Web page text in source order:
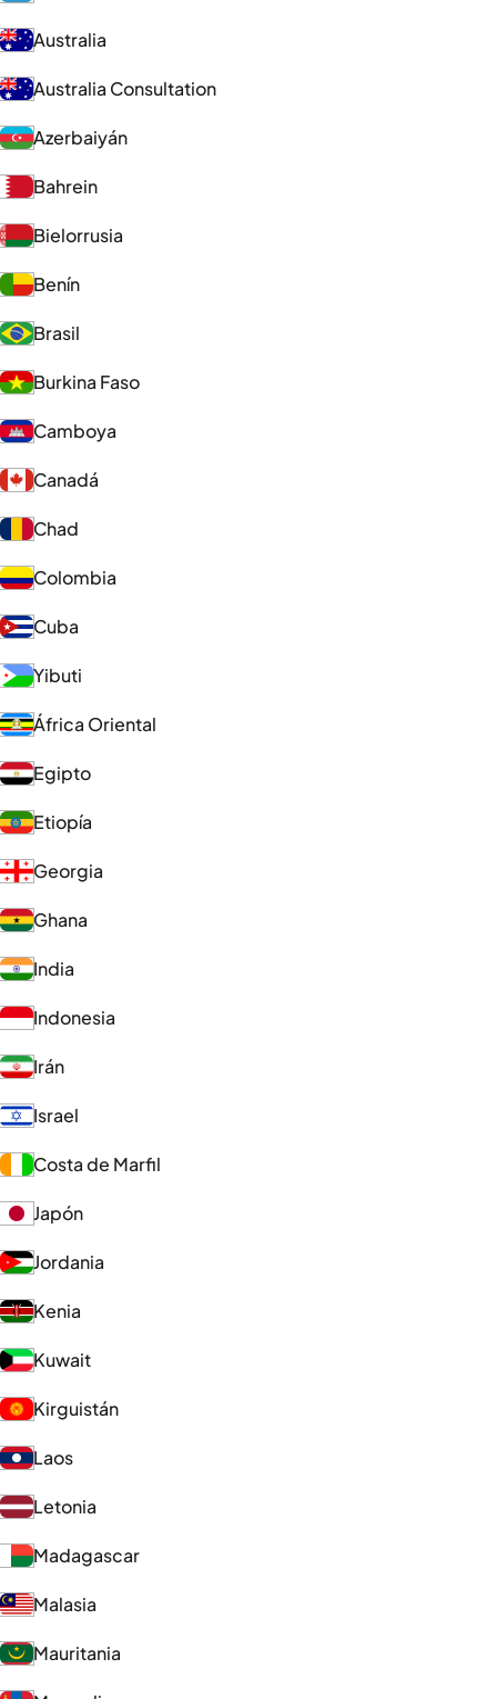
Australia
Australia Consultation
Azerbaiyán
Bahrein
Bielorrusia
Benín
Brasil
Burkina Faso
Camboya
Canadá
Chad
Colombia
Cuba
Yibuti
África Oriental
Egipto
Etiopía
Georgia
Ghana
India
Indonesia
Irán
Israel
Costa de Marfil
Japón
Jordania
Kenia
Kuwait
Kirguistán
Laos
Letonia
Madagascar
Malasia
Mauritania